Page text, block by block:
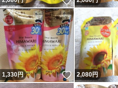
1,330円 いいね！
2,080円